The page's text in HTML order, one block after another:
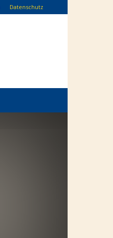
Datenschutz